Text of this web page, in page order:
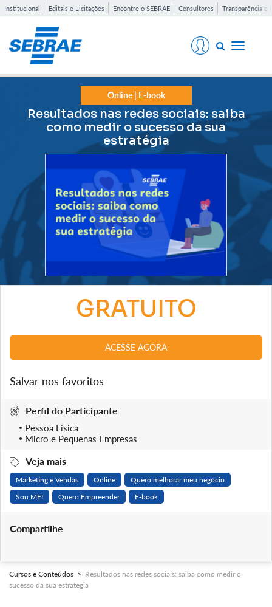
Institucional Editais e Licitações Encontre o SEBRAE Consultores Transparência e
Toggle
Online | E-book
Resultados nas redes sociais: saiba
como medir o sucesso da sua
estratégia
Cursos e Conteúdos > Resultados nas redes sociais: saiba como medir o
sucesso da sua estratégia
GRATUITO
ACESSE AGORA
Salvar nos favoritos
Perfil do Participante
Pessoa Física
Micro e Pequenas Empresas
Veja mais
Marketing e Vendas Online
Quero melhorar meu negócio
Sou MEI
Quero Empreender E-book
Compartilhe